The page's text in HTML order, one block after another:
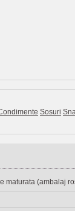
Sosuri
maturata (ambalaj